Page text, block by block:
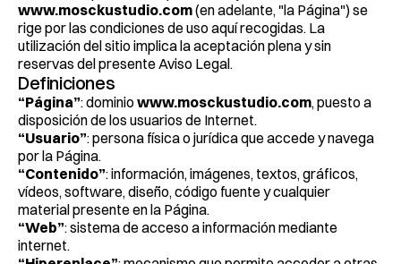
www.mosckustudio.com (en adelante, "la Página") se
rige por las condiciones de uso aquí recogidas. La
utilización del sitio implica la aceptación plena y sin
reservas del presente Aviso Legal.
Definiciones
“Página”: dominio www.mosckustudio.com, puesto a
disposición de los usuarios de Internet.
“Usuario”: persona física o jurídica que accede y navega
por la Página.
“Contenido”: información, imágenes, textos, gráficos,
vídeos, software, diseño, código fuente y cualquier
material presente en la Página.
“Web”: sistema de acceso a información mediante
internet.